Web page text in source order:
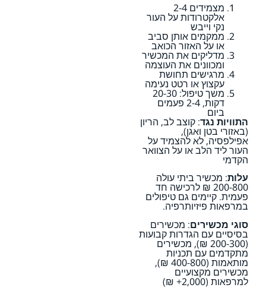
מצמידים 2-4
אלקטרודות על העור
נקי וייבש
ממקמים אותן סביב
או על האזור הכואב
מדליקים את המכשיר
ומכוונים את העוצמה
מרגישים תחושת
עקצוץ או רטט נעימה
משך טיפול: 20-30
דקות, 2-4 פעמים
ביום
התוויות נגד: קוצב לב, הריון
(באזורי בטן ואגן),
אפילפסיה, לא להצמיד על
העור ליד הלב או על הצוואר
הקדמי
עלות: מכשיר ביתי עולה
200-800 ₪ לרכישה חד
פעמית. קיימים גם טיפולים
במרפאות פיזיותרפיה.
סוגי מכשירים: מכשירים
בסיסיים עם הגדרות קבועות
(200-300 ₪), מכשירים
מתקדמים עם תכניות
מותאמות (400-800 ₪),
מכשירים מקצועיים
למרפאות (2,000+ ₪)